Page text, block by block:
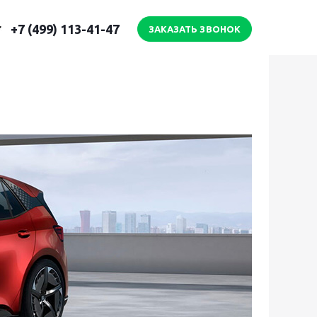
+7 (499) 113-41-47 ЗАКАЗАТЬ ЗВОНОК